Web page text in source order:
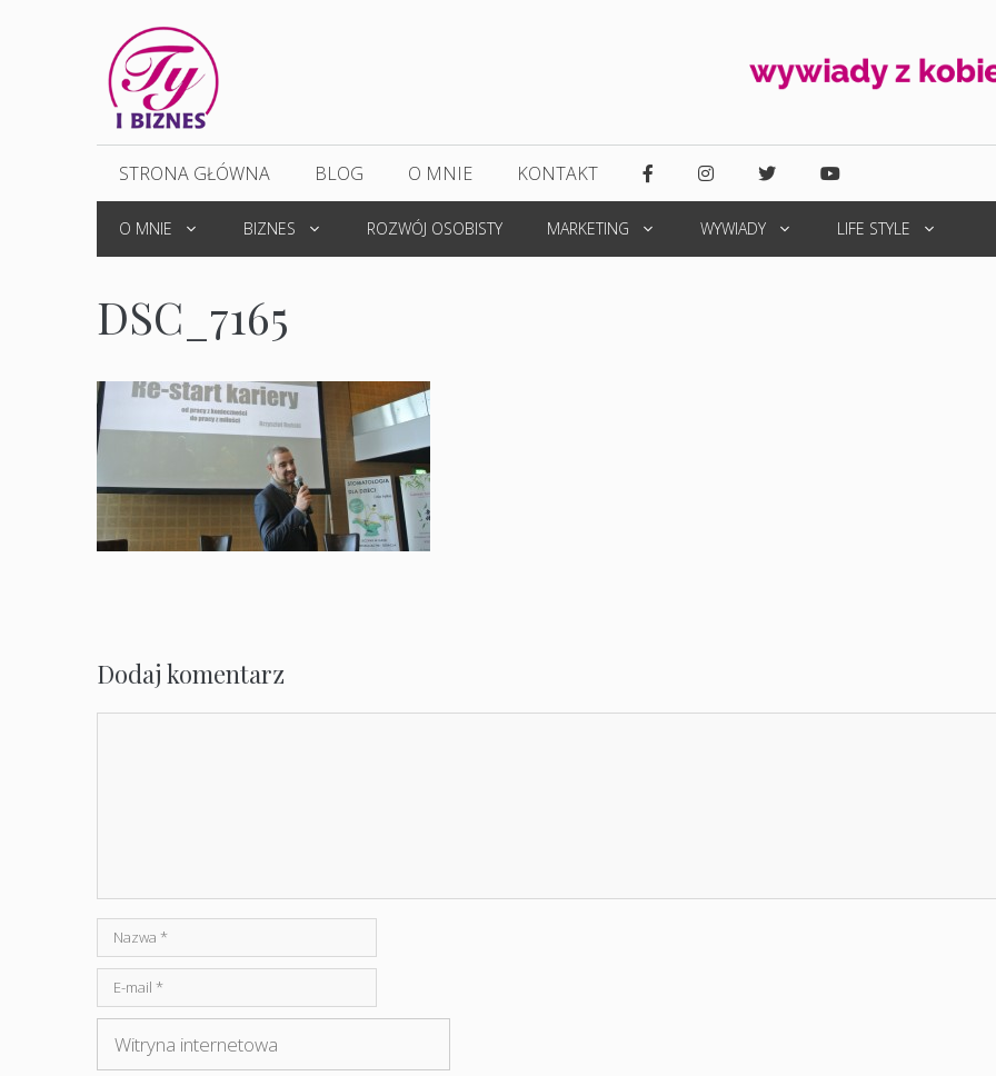
STRONA GŁÓWNA BLOG O MNIE KONTAKT
O MNIE BIZNES ROZWÓJ OSOBISTY MARKETING WYWIADY LIFE STYLE
DSC_7165
Dodaj komentarz
Nazwa
mail
Witryna
internetowa